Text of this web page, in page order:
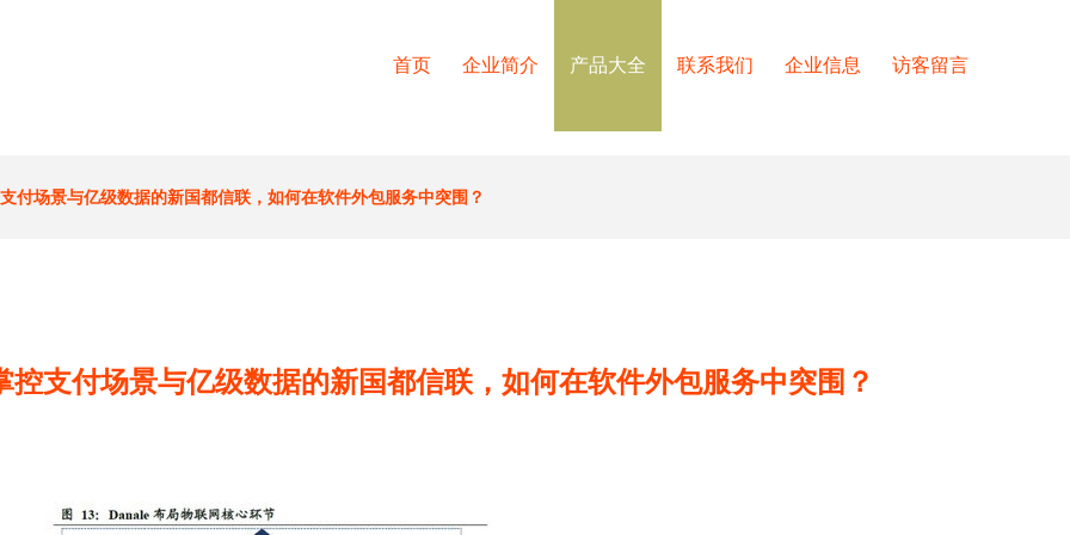
首页 企业简介 产品大全 联系我们 企业信息 访客留言
付场景与亿级数据的新国都信联，如何在软件外包服务中突围？
支付场景与亿级数据的新国都信联，如何在软件外包服务中突围？